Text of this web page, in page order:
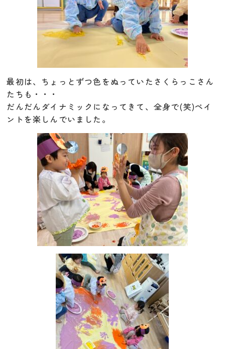
最初は、ちょっとずつ色をぬっていたさくらっこさん
たちも・・・
だんだんダイナミックになってきて、全身で(笑)ペイ
ントを楽しんでいました。